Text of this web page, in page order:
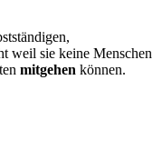
weil sie keine Menschen
mitgehen können.